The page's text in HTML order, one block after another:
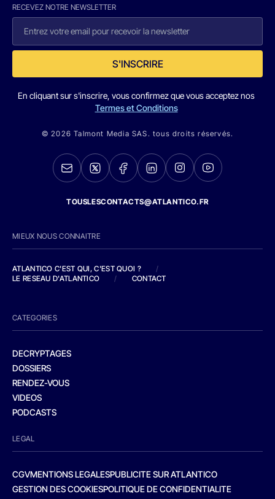
RECEVEZ NOTRE NEWSLETTER
S'INSCRIRE
En cliquant sur s'inscrire, vous confirmez que vous acceptez nos
Termes et Conditions
© 2026 Talmont Media SAS. tous droits réservés.
TOUSLESCONTACTS@ATLANTICO.FR
MIEUX NOUS CONNAITRE
ATLANTICO C'EST QUI, C'EST QUOI ?
/
LE RESEAU D'ATLANTICO
/ CONTACT
CATEGORIES
DECRYPTAGES
DOSSIERS
RENDEZ-VOUS
VIDEOS
PODCASTS
LEGAL
CGVMENTIONS LEGALESPUBLICITE SUR ATLANTICO
GESTION DES COOKIESPOLITIQUE DE CONFIDENTIALITE